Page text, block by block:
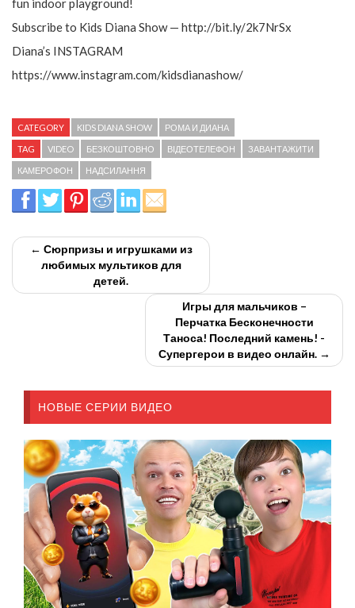
fun indoor playground!
Subscribe to Kids Diana Show — http://bit.ly/2k7NrSx
Diana’s INSTAGRAM
https://www.instagram.com/kidsdianashow/
CATEGORY KIDS DIANA SHOW РОМА И ДИАНА
TAG VIDEO БЕЗКОШТОВНО ВІДЕОТЕЛЕФОН ЗАВАНТАЖИТИ
КАМЕРОФОН НАДСИЛАННЯ
← Сюрпризы и игрушками из
любимых мультиков для
детей.
Игры для мальчиков –
Перчатка Бесконечности
Таноса! Последний камень! -
Супергерои в видео онлайн. →
НОВЫЕ СЕРИИ ВИДЕО